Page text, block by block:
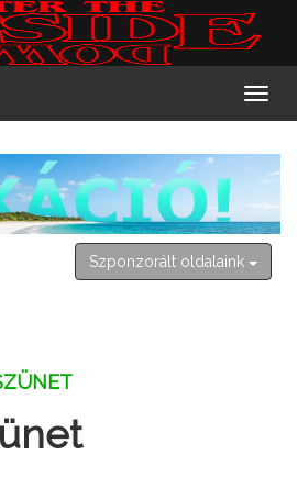
2026. augusztus 8. szombat
László
Szponzorált oldalaink